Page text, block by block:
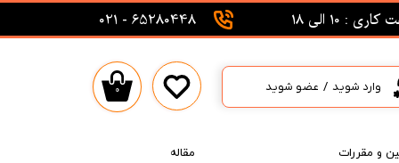
و مقررات مقاله
: 10 الی 18 65280448 - 021
۰ وارد شوید / عضو شوید
حساب کاربری من
تغییر گذر واژه